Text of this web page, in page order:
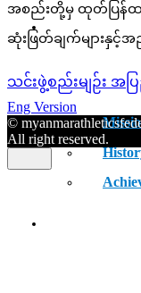
ABOUT
အစည်းတို့မှ ထုတ်ပြန်ထ
ဆုံးဖြတ်ချက်များနှ
သင်းဖွဲ့စည်းမျဉ်း အ
Eng Version
©
All right reserved.